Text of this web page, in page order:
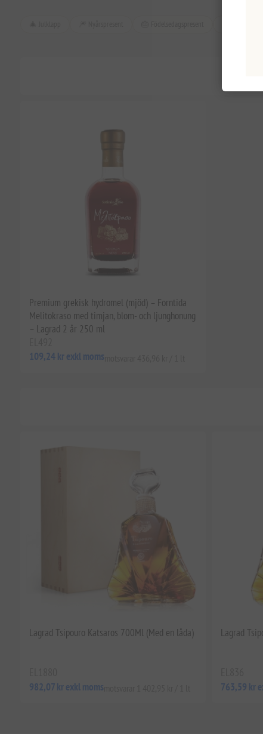
Premium grekisk hydromel (mjöd) – Forntida
Melitokraso med timjan, blom- och ljunghonung
– Lagrad 2 år 250 ml
109,24 kr exkl moms
Lagrad Tsipouro Katsaros 700Ml (Med en låda)
982,07 kr exkl moms
Lagrad
763,59 kr